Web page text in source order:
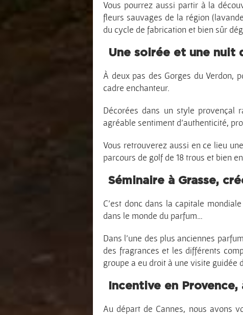
Vous pourrez aussi partir à la
fleurs sauvages de la région
du cycle de fabrication et bien sûr
Une soirée et une nuit
À deux pas des Gorges du Verdon,
cadre enchanteur.
Décorées dans un style provençal
agréable sentiment d’authenticité,
Vous retrouverez aussi en ce lieu
parcours de golf de 18 trous et bien
Séminaire à Grasse,
C’est donc dans la capitale
dans le monde du parfum…
Dans l’une des plus anciennes
des fragrances et les différents
groupe a eu droit à une visite guidée
Incentive en
Au départ de Cannes, nous avons